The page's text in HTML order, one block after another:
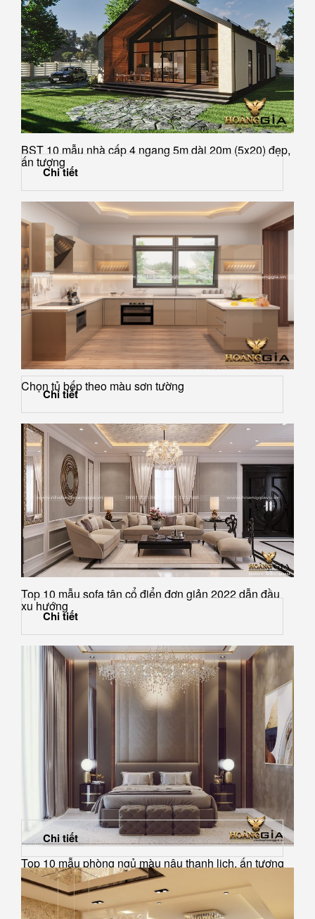
BST 10 mẫu nhà cấp 4 ngang 5m dài 20m (5x20) đẹp,
ấn tượng
Chi tiết
Chọn tủ bếp theo màu sơn tường
Chi tiết
Top 10 mẫu sofa tân cổ điển đơn giản 2022 dẫn đầu
xu hướng
Chi tiết
Top 10 mẫu phòng ngủ màu nâu thanh lịch, ấn tượng
Chi tiết